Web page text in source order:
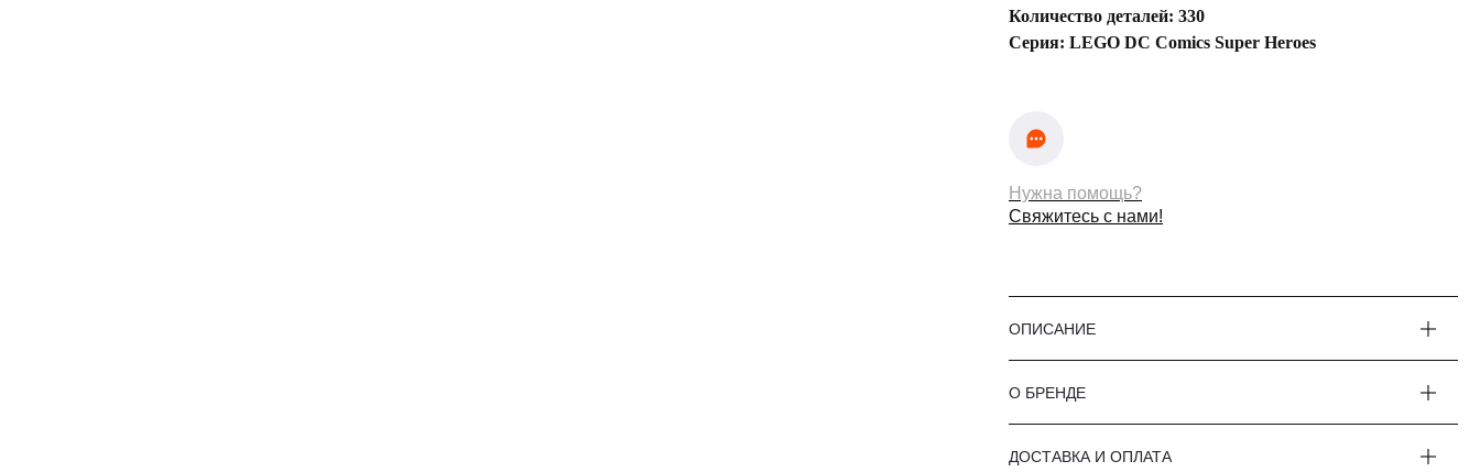
Количество деталей: 330
Серия: LEGO DC Comics Super Heroes
Нужна помощь?
Свяжитесь с нами!
ОПИСАНИЕ
О БРЕНДЕ
ДОСТАВКА И ОПЛАТА